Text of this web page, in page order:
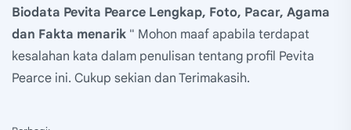
Biodata Pevita Pearce Lengkap, Foto, Pacar, Agama
dan Fakta menarik " Mohon maaf apabila terdapat
kesalahan kata dalam penulisan tentang profil Pevita
Pearce ini. Cukup sekian dan Terimakasih.